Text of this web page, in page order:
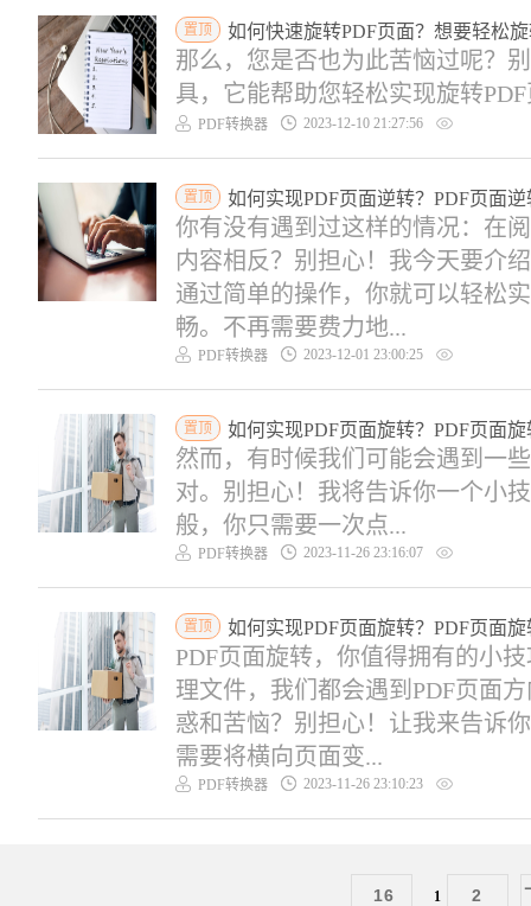
置顶 如何快速旋转PDF页面？想要轻松
那么，您是否也为此苦恼过呢？
具，它能帮助您轻松实现旋转
PDF转换器 2023-12-10 21:27:56
置顶 如何实现PDF页面逆转？PDF页面
你有没有遇到过这样的情况：在
内容相反？别担心！我今天要介
通过简单的操作，你就可以轻松
畅。不再需要费力地...
PDF转换器 2023-12-01 23:00:25
置顶 如何实现PDF页面旋转？PDF页面
然而，有时候我们可能会遇到一
对。别担心！我将告诉你一个小
般，你只需要一次点...
PDF转换器 2023-11-26 23:16:07
置顶 如何实现PDF页面旋转？PDF页面
PDF页面旋转，你值得拥有的小
理文件，我们都会遇到PDF页面
惑和苦恼？别担心！让我来告诉
需要将横向页面变...
PDF转换器 2023-11-26 23:10:23
16 1 2